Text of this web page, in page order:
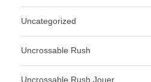
Uncategorized
Uncrossable Rush
Uncrossable Rush Jouer